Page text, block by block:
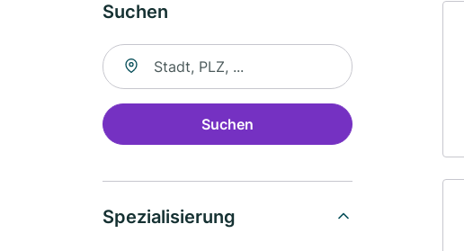
Suchen
Suche nach Ort
Suchen
Spezialisierung